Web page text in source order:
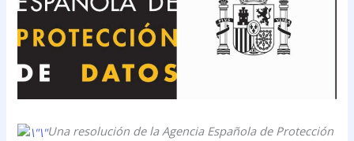
Una resolución de la Agencia Española de Protección